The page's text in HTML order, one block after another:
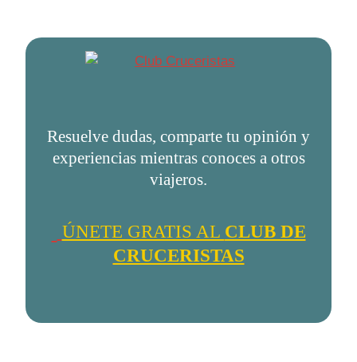
Resuelve dudas, comparte tu opinión y
experiencias mientras conoces a otros
viajeros.
ÚNETE GRATIS AL CLUB DE
CRUCERISTAS